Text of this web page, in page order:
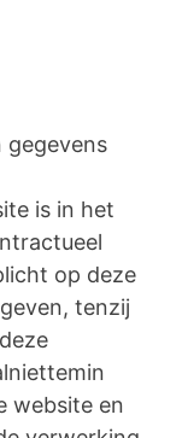
gegevens
is in het
op deze
tenzij
website en